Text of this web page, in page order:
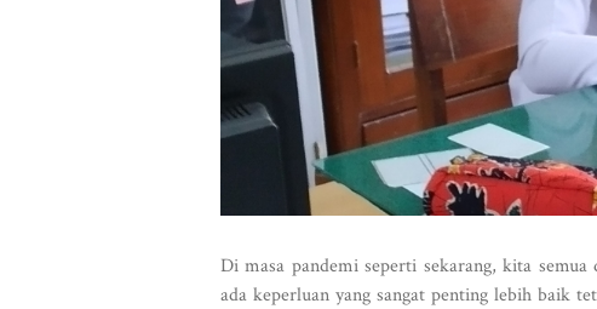
Di masa pandemi seperti sekarang, kita
ada keperluan yang sangat penting lebih baik